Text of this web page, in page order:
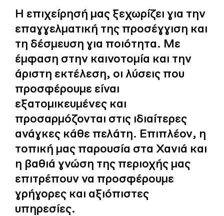
Η επιχείρησή μας ξεχωρίζει για την
επαγγελματική της προσέγγιση και
τη δέσμευση για ποιότητα. Με
έμφαση στην καινοτομία και την
άριστη εκτέλεση, οι λύσεις που
προσφέρουμε είναι
εξατομικευμένες και
προσαρμόζονται στις ιδιαίτερες
ανάγκες κάθε πελάτη. Επιπλέον, η
τοπική μας παρουσία στα Χανιά και
η βαθιά γνώση της περιοχής μας
επιτρέπουν να προσφέρουμε
γρήγορες και αξιόπιστες
υπηρεσίες.